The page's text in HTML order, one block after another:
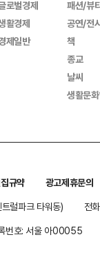
로벌경제
활경제
제일반
패션/뷰
공연/전
책
종교
날씨
생활문
규약
광고제휴문의
럴파크 타워동)
전
번호: 서울 아00055